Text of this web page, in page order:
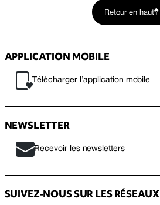
Retour en haut
APPLICATION MOBILE
Télécharger l’application mobile
NEWSLETTER
Recevoir les newsletters
SUIVEZ-NOUS SUR LES RÉSEAUX